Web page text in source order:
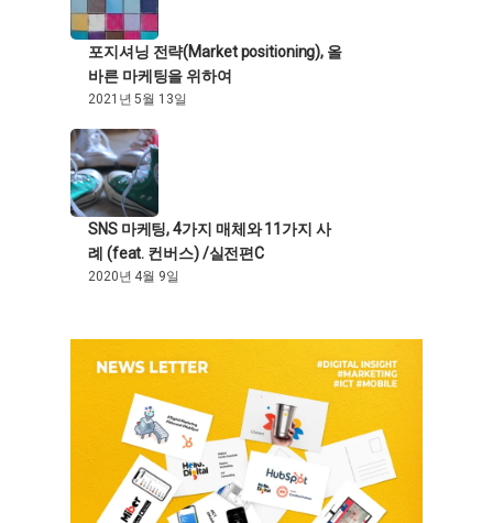
포지셔닝 전략(Market positioning), 올
바른 마케팅을 위하여
2021년 5월 13일
SNS 마케팅, 4가지 매체와 11가지 사
례 (feat. 컨버스) /실전편C
2020년 4월 9일